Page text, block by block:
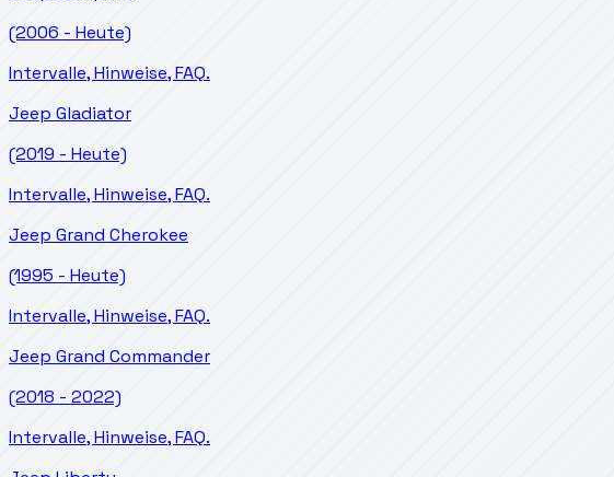
(2006 - Heute)
Intervalle, Hinweise, FAQ.
Jeep Gladiator
(2019 - Heute)
Intervalle, Hinweise, FAQ.
Jeep Grand Cherokee
(1995 - Heute)
Intervalle, Hinweise, FAQ.
Jeep Grand Commander
(2018 - 2022)
Intervalle, Hinweise, FAQ.